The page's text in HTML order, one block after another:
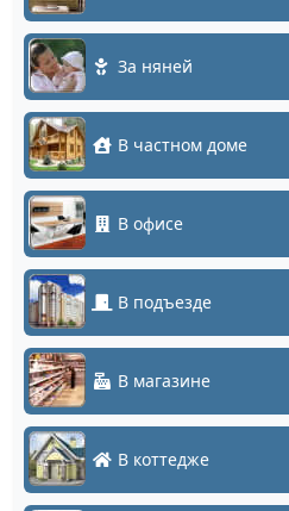
За няней
В частном доме
В офисе
В подъезде
В магазине
В коттедже